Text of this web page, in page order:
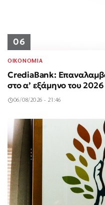
06
ΟΙΚΟΝΟΜΙΑ
CrediaBank:
στο α’ εξάμηνο του 2026
06/08/2026 - 21:46